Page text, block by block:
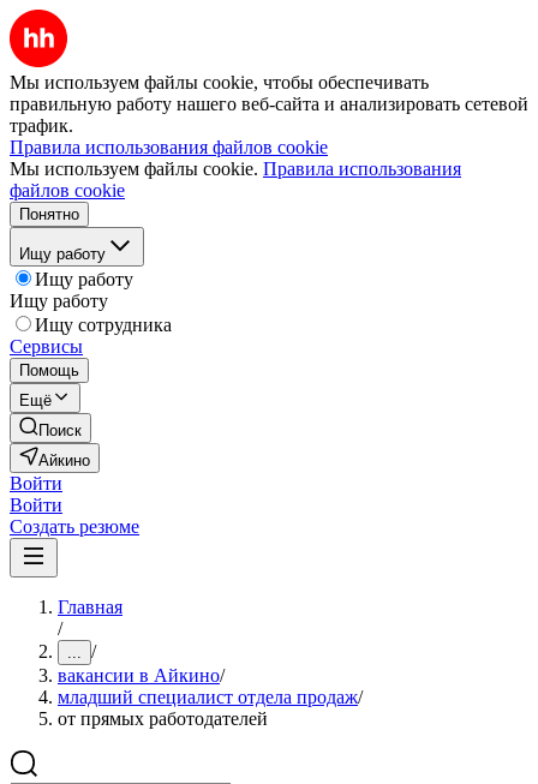
Мы используем файлы cookie, чтобы обеспечивать
правильную работу нашего веб-сайта и анализировать сетевой
трафик.
Правила использования файлов cookie
Мы используем файлы cookie. Правила использования
файлов cookie
Понятно
Ищу работу
Ищу работу
Ищу работу
Ищу сотрудника
Сервисы
Помощь
Ещё
Поиск
Айкино
Войти
Войти
Создать резюме
Главная
/
... /
вакансии в Айкино/
младший специалист отдела продаж/
от прямых работодателей